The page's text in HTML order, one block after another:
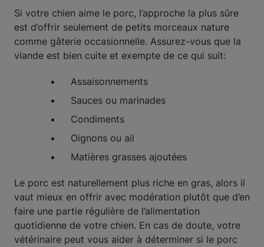
Si votre chien aime le porc, l’approche la plus sûre
est d’offrir seulement de petits morceaux nature
comme gâterie occasionnelle. Assurez-vous que la
viande est bien cuite et exempte de ce qui suit:
Assaisonnements
Sauces ou marinades
Condiments
Oignons ou ail
Matières grasses ajoutées
Le porc est naturellement plus riche en gras, alors il
vaut mieux en offrir avec modération plutôt que d’en
faire une partie régulière de l’alimentation
quotidienne de votre chien. En cas de doute, votre
vétérinaire peut vous aider à déterminer si le porc